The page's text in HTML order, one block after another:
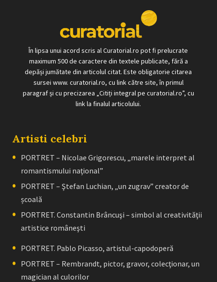
În lipsa unui acord scris al Curatorial.ro pot fi prelucrate
maximum 500 de caractere din textele publicate, fără a
depăși jumătate din articolul citat. Este obligatorie citarea
sursei www. curatorial.ro, cu link către site, în primul
paragraf și cu precizarea „Citiți integral pe curatorial.ro”, cu
link la finalul articolului.
Artisti celebri
PORTRET – Nicolae Grigorescu, „marele interpret al
romantismului naţional”
PORTRET – Ştefan Luchian, „un zugrav” creator de
școală
PORTRET. Constantin Brâncuşi – simbol al creativităţii
artistice româneşti
PORTRET. Pablo Picasso, artistul-capodoperă
PORTRET – Rembrandt, pictor, gravor, colecţionar, un
magician al culorilor